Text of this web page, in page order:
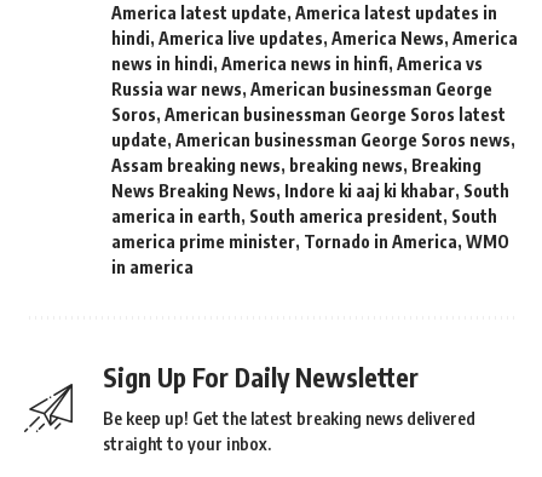
America latest update, America latest updates in
hindi, America live updates, America News, America
news in hindi, America news in hinfi, America vs
Russia war news, American businessman George
Soros, American businessman George Soros latest
update, American businessman George Soros news,
Assam breaking news, breaking news, Breaking
News Breaking News, Indore ki aaj ki khabar, South
america in earth, South america president, South
america prime minister, Tornado in America, WMO
in america
Sign Up For Daily Newsletter
Be keep up! Get the latest breaking news delivered
straight to your inbox.